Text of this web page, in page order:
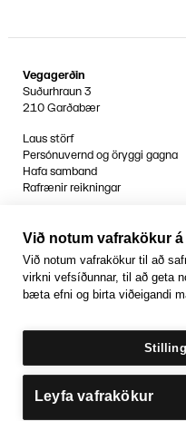
Vegagerðin
Suðurhraun 3
210 Garðabær
Laus störf
Persónuvernd og öryggi gagna
Hafa samband
Rafrænir reikningar
Við notum vafrakökur
Við notum vafrakökur til að
virkni vefsíðunnar, til að geta
bæta efni og birta viðeigandi
Leyfa vafrakökur